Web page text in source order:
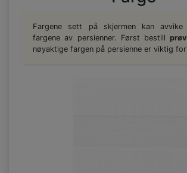
Fargene sett på skjermen kan
fargene av persienner. Først bestill
nøyaktige fargen på persienne er viktig